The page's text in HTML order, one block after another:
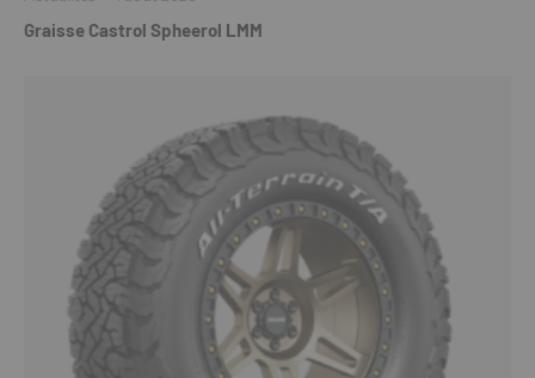
Graisse Castrol Spheerol LMM